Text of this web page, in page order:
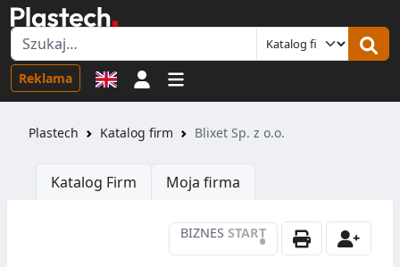
Reklama Logowanie
Plastech Katalog firm Blixet Sp. z o.o.
Katalog Firm Moja firma
BIZNES START
•